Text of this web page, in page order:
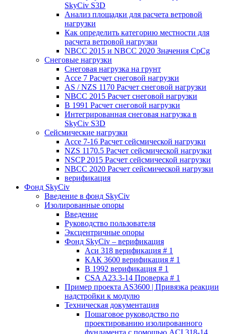
SkyCiv S3D
Анализ площадки для расчета ветровой
нагрузки
Как определить категорию местности для
расчета ветровой нагрузки
NBCC 2015 и NBCC 2020 Значения CpCg
Снеговые нагрузки
Снеговая нагрузка на грунт
Ассе 7 Расчет снеговой нагрузки
AS / NZS 1170 Расчет снеговой нагрузки
NBCC 2015 Расчет снеговой нагрузки
В 1991 Расчет снеговой нагрузки
Интегрированная снеговая нагрузка в
SkyCiv S3D
Сейсмические нагрузки
Ассе 7-16 Расчет сейсмической нагрузки
NZS 1170.5 Расчет сейсмической нагрузки
NSCP 2015 Расчет сейсмической нагрузки
NBCC 2020 Расчет сейсмической нагрузки
верификация
Фонд SkyCiv
Введение в фонд SkyCiv
Изолированные опоры
Введение
Руководство пользователя
Эксцентричные опоры
Фонд SkyCiv – верификация
Аси 318 верификация # 1
КАК 3600 верификация # 1
В 1992 верификация # 1
CSA A23.3-14 Проверка # 1
Пример проекта AS3600 | Привязка реакции
надстройки к модулю
Техническая документация
Пошаговое руководство по
проектированию изолированного